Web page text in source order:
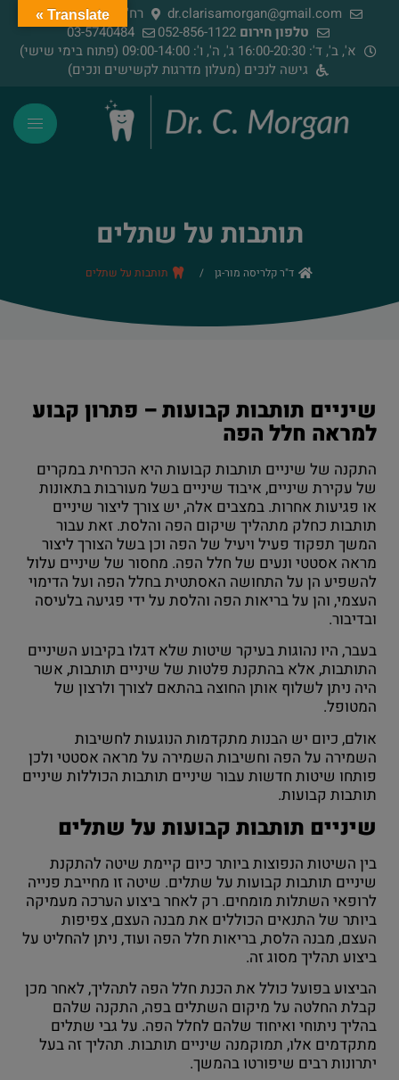
dr.clarisamorgan@gmail.com
רח' הירדן 91, רמת גן
טלפון חירום
03-5740484
א', ב', ד': 16:00-20:30 ג', ה', ו': 09:00-14:00 (פתוח בימי שישי)
גישה לנכים (מעלון מדרגות לקשישים ונכים)
תותבות על שתלים
ד"ר קלריסה מור-גן / תותבות על שתלים
שיניים תותבות קבועות – פתרון קבוע
למראה חלל הפה
התקנה של שיניים תותבות קבועות היא הכרחית במקרים
של עקירת שיניים, איבוד שיניים בשל מעורבות בתאונות
או פגיעות אחרות. במצבים אלה, יש צורך ליצור שיניים
תותבות כחלק מתהליך שיקום הפה והלסת. זאת עבור
המשך תפקוד פעיל ויעיל של הפה וכן בשל הצורך ליצור
מראה אסטטי ונעים של חלל הפה. מחסור של שיניים עלול
להשפיע הן על התחושה האסתטית בחלל הפה ועל הדימוי
העצמי, והן על בריאות הפה והלסת על ידי פגיעה בלעיסה
ובדיבור.
בעבר, היו נהוגות בעיקר שיטות שלא דגלו בקיבוע השיניים
התותבות, אלא בהתקנת פלטות של שיניים תותבות, אשר
היה ניתן לשלוף אותן החוצה בהתאם לצורך ולרצון של
המטופל.
אולם, כיום יש הבנות מתקדמות הנוגעות לחשיבות
השמירה על הפה וחשיבות השמירה על מראה אסטטי ולכן
פותחו שיטות חדשות עבור שיניים תותבות הכוללות שיניים
תותבות קבועות.
שיניים תותבות קבועות על שתלים
בין השיטות הנפוצות ביותר כיום קיימת שיטה להתקנת
שיניים תותבות קבועות על שתלים. שיטה זו מחייבת פנייה
לרופאי השתלות מומחים. רק לאחר ביצוע הערכה מעמיקה
ביותר של התנאים הכוללים את מבנה העצם, צפיפות
העצם, מבנה הלסת, בריאות חלל הפה ועוד, ניתן להחליט על
ביצוע תהליך מסוג זה.
הביצוע בפועל כולל את הכנת חלל הפה לתהליך, לאחר מכן
קבלת החלטה על מיקום השתלים בפה, התקנה שלהם
בהליך ניתוחי ואיחוד שלהם לחלל הפה. על גבי שתלים
מתקדמים אלו, תמוקמנה שיניים תותבות. תהליך זה בעל
יתרונות רבים שיפורטו בהמשך.
Translate »